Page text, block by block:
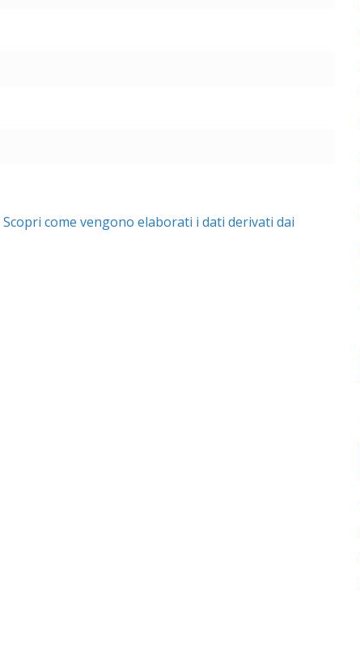
Scopri come vengono elaborati i dati derivati dai